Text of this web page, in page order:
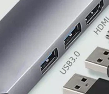
– Nhà phân
chuyên cung cấp đa
Camera giám sát
tivi, tủ lạnh, máy giặt,
mang đếnsản phẩm
của doanh nghiệp